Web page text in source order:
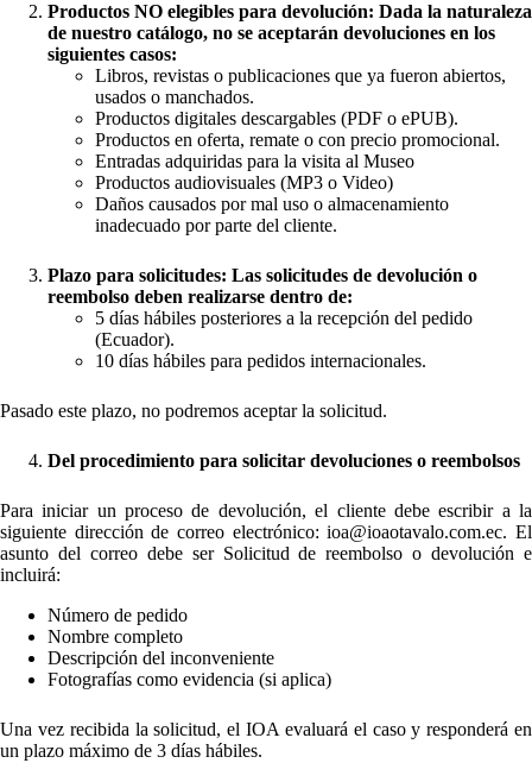
Productos NO elegibles para devolución: Dada la naturaleza
de nuestro catálogo, no se aceptarán devoluciones en los
siguientes casos:
Libros, revistas o publicaciones que ya fueron abiertos,
usados o manchados.
Productos digitales descargables (PDF o ePUB).
Productos en oferta, remate o con precio promocional.
Entradas adquiridas para la visita al Museo
Productos audiovisuales (MP3 o Video)
Daños causados por mal uso o almacenamiento
inadecuado por parte del cliente.
Plazo para solicitudes: Las solicitudes de devolución o
reembolso deben realizarse dentro de:
5 días hábiles posteriores a la recepción del pedido
(Ecuador).
10 días hábiles para pedidos internacionales.
Pasado este plazo, no podremos aceptar la solicitud.
Del procedimiento para solicitar devoluciones o reembolsos
Para iniciar un proceso de devolución, el cliente debe escribir a la
siguiente dirección de correo electrónico: ioa@ioaotavalo.com.ec. El
asunto del correo debe ser Solicitud de reembolso o devolución e
incluirá:
Número de pedido
Nombre completo
Descripción del inconveniente
Fotografías como evidencia (si aplica)
Una vez recibida la solicitud, el IOA evaluará el caso y responderá en
un plazo máximo de 3 días hábiles.